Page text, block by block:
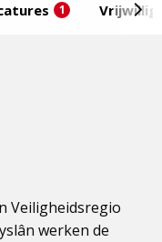
1
Veiligheidsregio
werken de